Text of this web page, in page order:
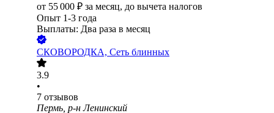
от 55 000 ₽ за месяц, до вычета налогов
Опыт 1-3 года
Выплаты: Два раза в месяц
СКОВОРОДКА, Сеть блинных
3.9
•
7 отзывов
Пермь, р-н Ленинский